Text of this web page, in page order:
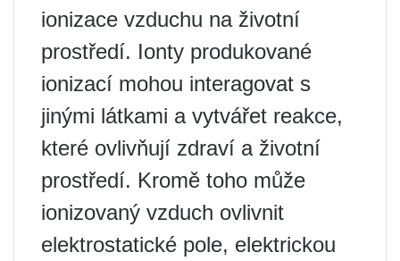
ionizace vzduchu na životní
prostředí. Ionty produkované
ionizací mohou interagovat s
jinými látkami a vytvářet reakce,
které ovlivňují zdraví a životní
prostředí. Kromě toho může
ionizovaný vzduch ovlivnit
elektrostatické pole, elektrickou